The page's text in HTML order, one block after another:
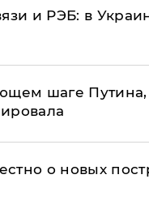
и РЭБ: в
шаге
о новых